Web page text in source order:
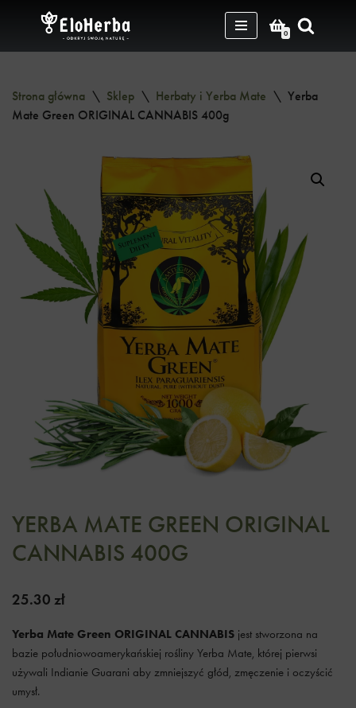
0
Strona główna \ Sklep \ Herbaty i Yerba Mate \ Yerba
Mate Green ORIGINAL CANNABIS 400g
YERBA MATE GREEN ORIGINAL
CANNABIS 400G
25.30 zł
Yerba Mate Green ORIGINAL CANNABIS jest stworzona na
bazie południowoamerykańskiej rośliny Yerba Mate, której pierwsi
używali Indianie Guarani aby zmniejszyć głód, zmęczenie i oczyścić
umysł.